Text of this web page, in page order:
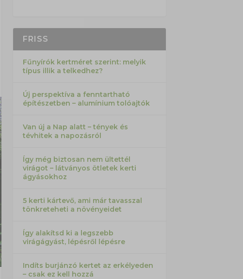
FRISS
Fűnyírók kertméret szerint: melyik
típus illik a telkedhez?
Új perspektíva a fenntartható
építészetben – alumínium tolóajtók
Van új a Nap alatt – tények és
tévhitek a napozásról
Így még biztosan nem ültettél
virágot – látványos ötletek kerti
ágyásokhoz
5 kerti kártevő, ami már tavasszal
tönkreteheti a növényeidet
Így alakítsd ki a legszebb
virágágyást, lépésről lépésre
Indíts burjánzó kertet az erkélyeden
– csak ez kell hozzá